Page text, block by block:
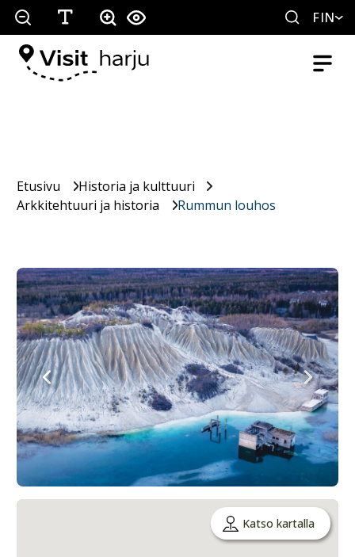
FIN
Etusivu
Historia ja kulttuuri
Arkkitehtuuri ja historia
Rummun louhos
Katso kartalla